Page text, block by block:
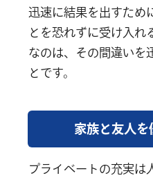
迅速に結果を出すため
とを恐れずに受け入れ
なのは、その間違いを
とです。
家族と友人を
プライベートの充実は